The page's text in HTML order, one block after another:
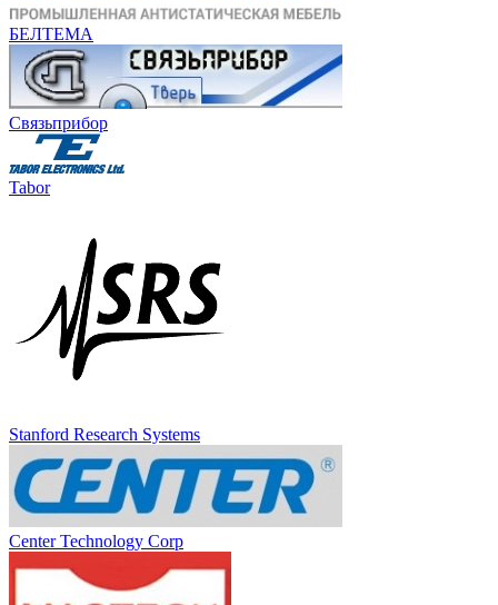
БЕЛТЕМА
Связьприбор
Tabor
Stanford Research Systems
Center Technology Corp